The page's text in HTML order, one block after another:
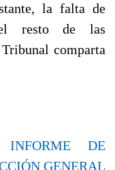
la falta de
el resto de las
comparta
INFORME DE
GENERAL